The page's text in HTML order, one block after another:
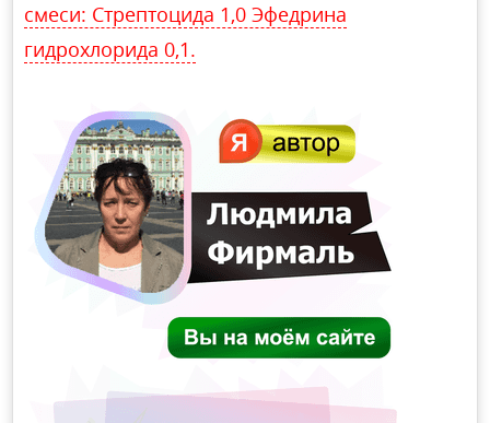
смеси: Стрептоцида 1,0 Эфедрина
гидрохлорида 0,1.